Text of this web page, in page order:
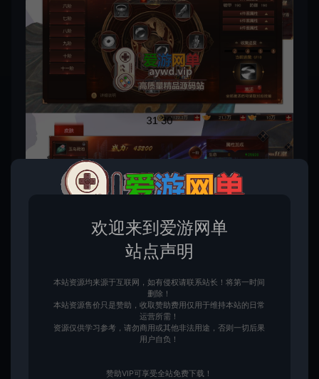
欢迎来到爱游网单
站点声明
本站资源均来源于互联网，如有侵权请联系站长！将第一时间
删除！
本站资源售价只是赞助，收取赞助费用仅用于维持本站的日常
运营所需！
资源仅供学习参考，请勿商用或其他非法用途，否则一切后果
用户自负！
赞助VIP可享受全站免费下载！